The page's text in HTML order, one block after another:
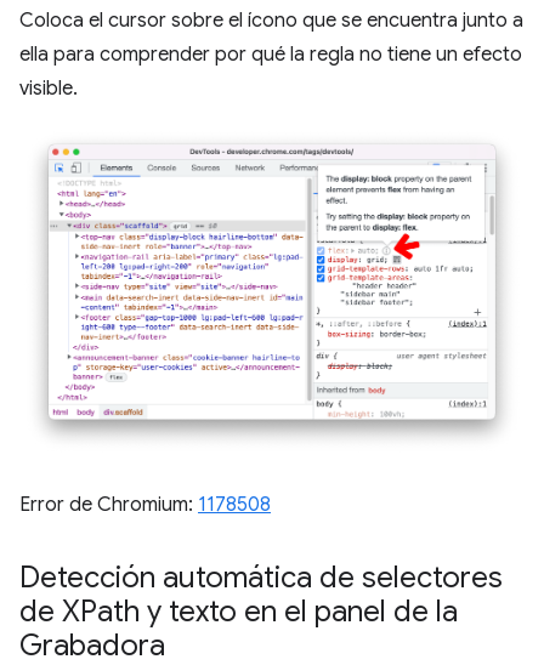
Coloca el cursor sobre el ícono que se encuentra junto a
ella para comprender por qué la regla no tiene un efecto
visible.
Error de Chromium: 1178508
Detección automática de selectores
de XPath y texto en el panel de la
Grabadora